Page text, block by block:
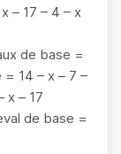
– 17 – 4 – x
de base =
= 14 – x – 7 –
x – 17
de base =